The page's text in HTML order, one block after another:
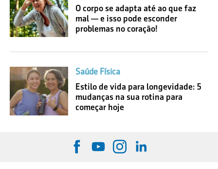
O corpo se adapta até ao que faz
mal — e isso pode esconder
problemas no coração!
Saúde Física
Estilo de vida para longevidade: 5
mudanças na sua rotina para
começar hoje